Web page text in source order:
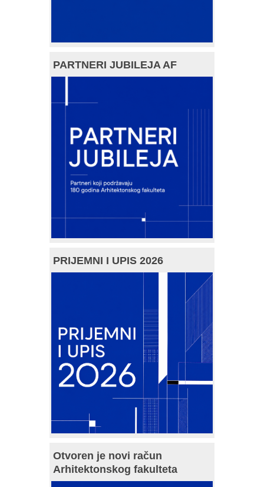
PARTNERI JUBILEJA AF
PRIJEMNI I UPIS 2026
Otvoren je novi račun
Arhitektonskog fakulteta